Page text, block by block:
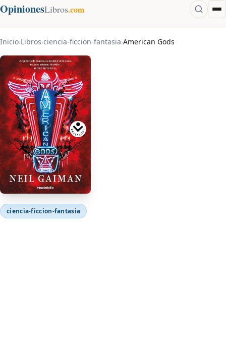
OpinionesLibros.com
Inicio›Libros›ciencia-ficcion-fantasia›American Gods
ciencia-ficcion-fantasia